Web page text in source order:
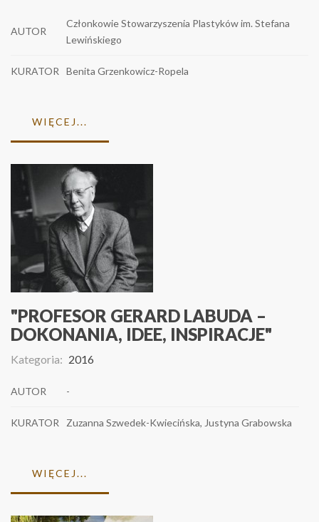
AUTOR
Członkowie Stowarzyszenia Plastyków im. Stefana
Lewińskiego
KURATOR Benita Grzenkowicz-Ropela
WIĘCEJ...
"PROFESOR GERARD LABUDA –
DOKONANIA, IDEE, INSPIRACJE"
Kategoria: 2016
AUTOR -
KURATOR Zuzanna Szwedek-Kwiecińska, Justyna Grabowska
WIĘCEJ...